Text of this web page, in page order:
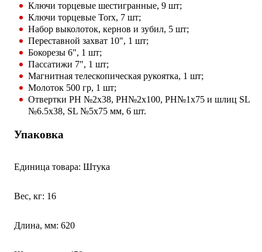
Ключи торцевые шестигранные, 9 шт;
Ключи торцевые Torx, 7 шт;
Набор выколоток, кернов и зубил, 5 шт;
Переставной захват 10", 1 шт;
Бокорезы 6", 1 шт;
Пассатижи 7", 1 шт;
Магнитная телескопическая рукоятка, 1 шт;
Молоток 500 гр, 1 шт;
Отвертки РН №2х38, РН№2х100, РН№1х75 и шлиц SL
№6.5х38, SL №5х75 мм, 6 шт.
Упаковка
Единица товара: Штука
Вес, кг: 16
Длина, мм: 620